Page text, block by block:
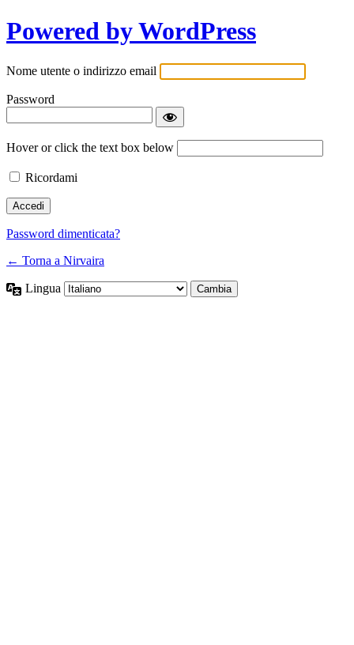
Powered by WordPress
Nome utente o indirizzo email
Password
Hover or click the text box below
Ricordami
Password dimenticata?
← Torna a Nirvaira
Lingua